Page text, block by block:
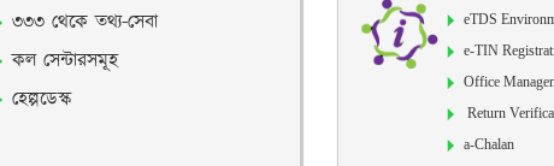
৩৩৩ থেকে তথ্য-সেবা
কল সেন্টারসমূহ
হেল্পডেস্ক
eTDS
e-TIN
Office
Return
a-Chalan